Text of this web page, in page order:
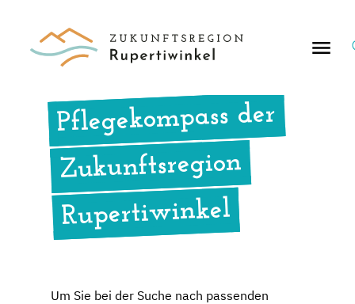
Pflegekompass der
Zukunftsregion
Rupertiwinkel
Um Sie bei der Suche nach passenden